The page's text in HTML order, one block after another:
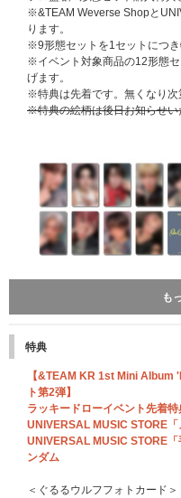
※&TEAM Weverse Shopと
ります。
※9形態セットを1セットにつき
※イベント対象商品の12形態
げます。
※特典は先着です。無くなり次
※特典の絵柄は後日お知らせい
ソロ盤 計9形態セット購入特典
ます。
※9形態セットを1セットにつき
※イベント対象商品の12形態セ
※特典は先着です。無くなり次
※特典の絵柄は後日お知らせい
も
特典
【&TEAM KR 1st Mini Album
ト第2弾】
ラッキードローイベント先着特
UNIVERSAL MUSIC STORE
UNIVERSAL MUSIC STORE
ンダム
＜ぐるるウルフフォトカード＞